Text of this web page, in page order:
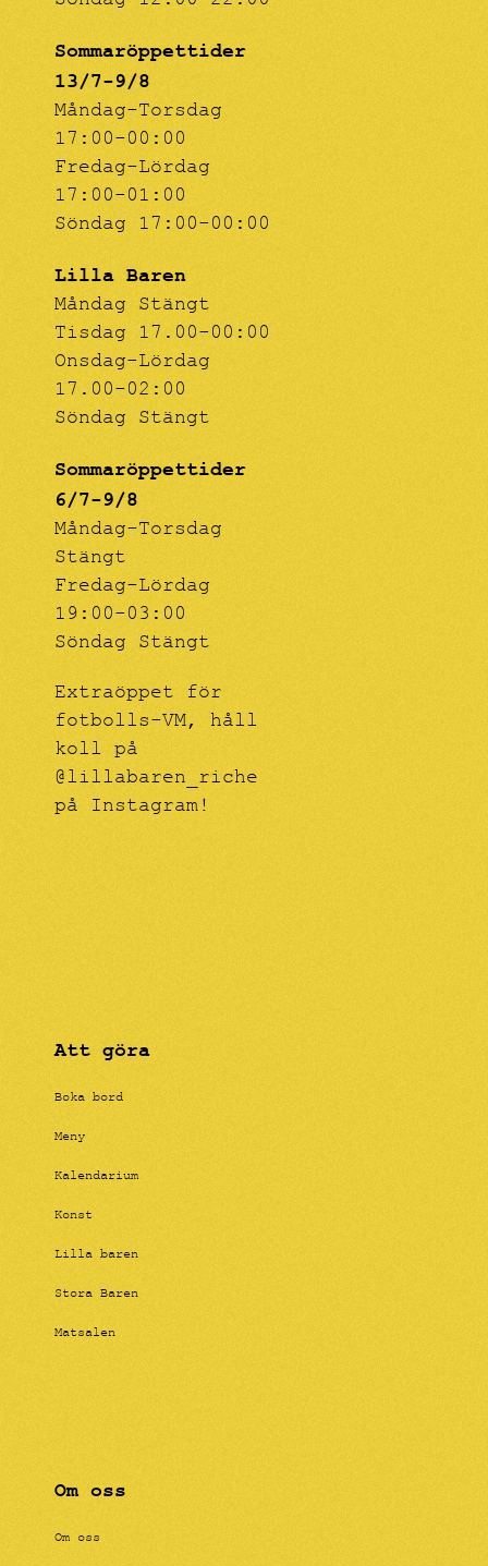
Sommaröppettider
13/7-9/8
Måndag-Torsdag
17:00-00:00
Fredag-Lördag
17:00-01:00
Söndag 17:00-00:00
Lilla Baren
Måndag Stängt
Tisdag 17.00-00:00
Onsdag-Lördag
17.00-02:00
Söndag Stängt
Sommaröppettider
6/7-9/8
Måndag-Torsdag
Stängt
Fredag-Lördag
19:00-03:00
Söndag Stängt
Extraöppet för
fotbolls-VM, håll
koll på
@lillabaren_riche
på Instagram!
Att göra
Boka bord
Meny
Kalendarium
Konst
Lilla baren
Stora Baren
Matsalen
Om oss
Om oss